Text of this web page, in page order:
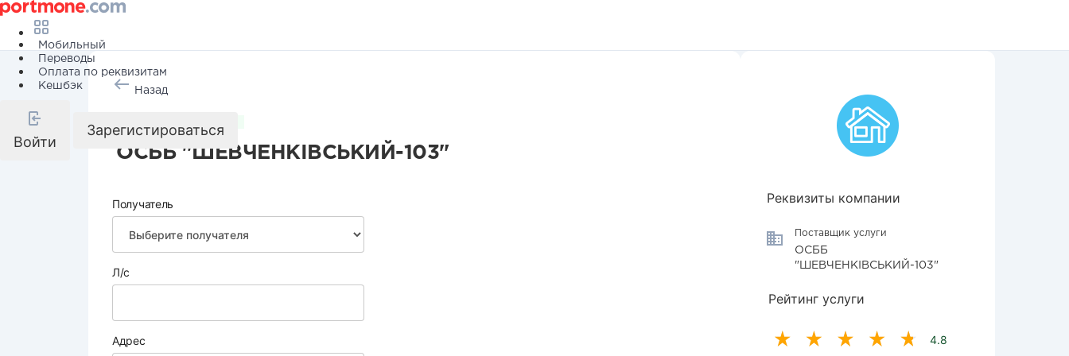
Мобильный
Переводы
Оплата по реквизитам
Кешбэк
Войти
Зарегистироваться
Назад
ОСББ "ШЕВЧЕНКІВСЬКИЙ-103"
Получатель
Л/с
Адрес
Реквизиты компании
Поставщик услуги
ОСББ
"ШЕВЧЕНКІВСЬКИЙ-103"
Рейтинг услуги
4.8